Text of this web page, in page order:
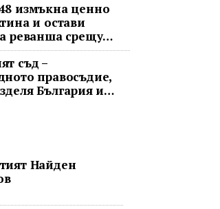
измъкна ценно
и остави
реванша срещу
съд –
правосъдие,
България и
Найден